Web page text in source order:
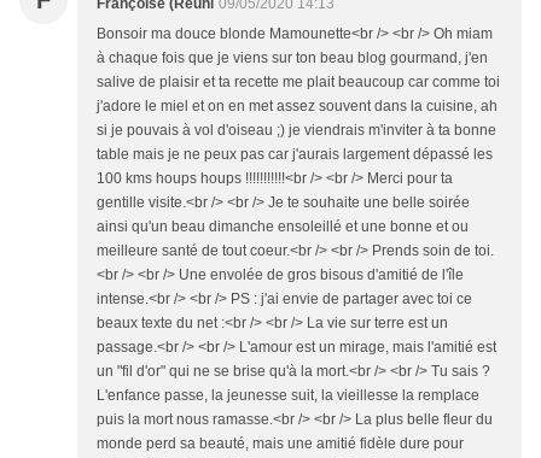
Françoise (Réuni 09/05/2020 14:13
Bonsoir ma douce blonde Mamounette<br /> <br /> Oh miam
à chaque fois que je viens sur ton beau blog gourmand, j'en
salive de plaisir et ta recette me plait beaucoup car comme toi
j'adore le miel et on en met assez souvent dans la cuisine, ah
si je pouvais à vol d'oiseau ;) je viendrais m'inviter à ta bonne
table mais je ne peux pas car j'aurais largement dépassé les
100 kms houps houps !!!!!!!!!!!<br /> <br /> Merci pour ta
gentille visite.<br /> <br /> Je te souhaite une belle soirée
ainsi qu'un beau dimanche ensoleillé et une bonne et ou
meilleure santé de tout coeur.<br /> <br /> Prends soin de toi.
<br /> <br /> Une envolée de gros bisous d'amitié de l'île
intense.<br /> <br /> PS : j'ai envie de partager avec toi ce
beaux texte du net :<br /> <br /> La vie sur terre est un
passage.<br /> <br /> L'amour est un mirage, mais l'amitié est
un "fil d'or" qui ne se brise qu'à la mort.<br /> <br /> Tu sais ?
L'enfance passe, la jeunesse suit, la vieillesse la remplace
puis la mort nous ramasse.<br /> <br /> La plus belle fleur du
monde perd sa beauté, mais une amitié fidèle dure pour